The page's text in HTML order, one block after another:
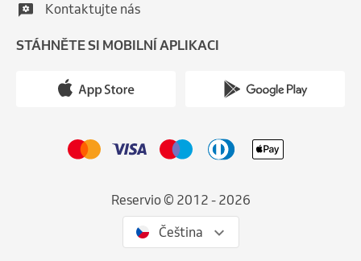
Kontaktujte nás
STÁHNĚTE SI MOBILNÍ APLIKACI
Reservio © 2012 - 2026
Čeština